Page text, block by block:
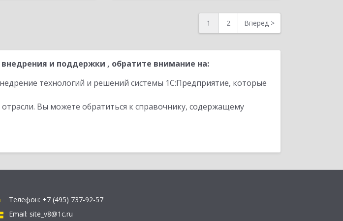
1 2 Вперед >
и поддержки , обратите внимание на:
технологий и решений системы 1С:Предприятие, которые
Вы можете обратиться к справочнику, содержащему
Телефон: +7 (495) 737-92-57
Email: site_v8@1c.ru